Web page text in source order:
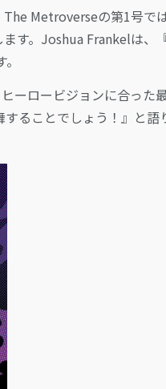
Metroverseの第1号では
す。Joshua Frankelは、
ーロービジョンに合った
ることでしょう！』と語